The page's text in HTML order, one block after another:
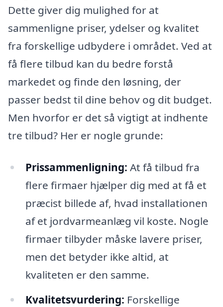
Dette giver dig mulighed for at
sammenligne priser, ydelser og kvalitet
fra forskellige udbydere i området. Ved at
få flere tilbud kan du bedre forstå
markedet og finde den løsning, der
passer bedst til dine behov og dit budget.
Men hvorfor er det så vigtigt at indhente
tre tilbud? Her er nogle grunde:
Prissammenligning: At få tilbud fra
flere firmaer hjælper dig med at få et
præcist billede af, hvad installationen
af et jordvarmeanlæg vil koste. Nogle
firmaer tilbyder måske lavere priser,
men det betyder ikke altid, at
kvaliteten er den samme.
Kvalitetsvurdering: Forskellige